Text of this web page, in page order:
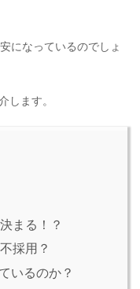
になっているのでしょ
します。
まる！？
採用？
いるのか？